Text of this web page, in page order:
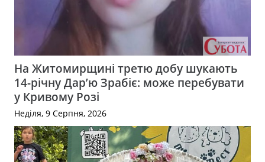
На Житомирщині третю добу шукають
14-річну Дар’ю Зрабіє: може перебувати
у Кривому Розі
Неділя, 9 Серпня, 2026